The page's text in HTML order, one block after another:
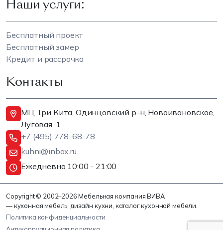
Наши услуги:
Бесплатный проект
Бесплатный замер
Кредит и рассрочка
Контакты
МЦ Три Кита, Одинцовский р-н, Новоивановское,
Луговая, 1
+7 (495) 778-68-78
kuhni@inbox.ru
Ежедневно 10:00 - 21:00
Copyright © 2002–2026 Мебельная компания ВИВА
— кухонная мебель, дизайн кухни, каталог кухонной мебели.
Политика конфиденциальности